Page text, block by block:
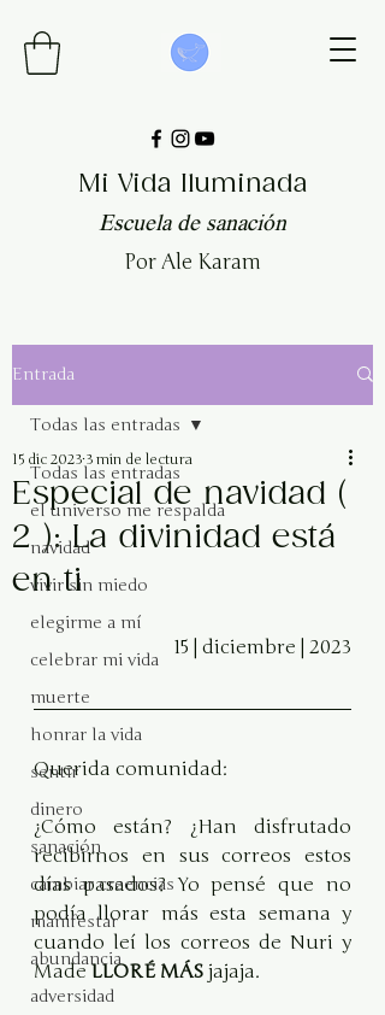
Mi Vida Iluminada
Escuela de sanación
Por Ale Karam
Entrada
Todas las entradas
el universo me respalda
navidad
vivir sin miedo
elegirme a mí
celebrar mi vida
muerte
honrar la vida
sentir
dinero
sanación
cambiar creencias
manifestar
abundancia
adversidad
Todas las entradas
Especial de navidad (
2 ): La divinidad está
en ti
15 dic 2023 3 min de lectura
15 | diciembre | 2023
Querida comunidad:
¿Cómo están? ¿Han disfrutado
recibirnos en sus correos estos
días pasados? Yo pensé que no
podía llorar más esta semana y
cuando leí los correos de Nuri y
Made LLORÉ MÁS jajaja.